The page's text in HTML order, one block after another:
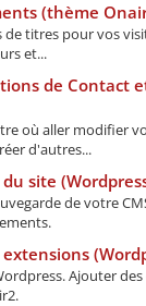
(thème
de titres pour vos
et...
de Contact
où aller modifier
d'autres...
site
de votre
Ajouter